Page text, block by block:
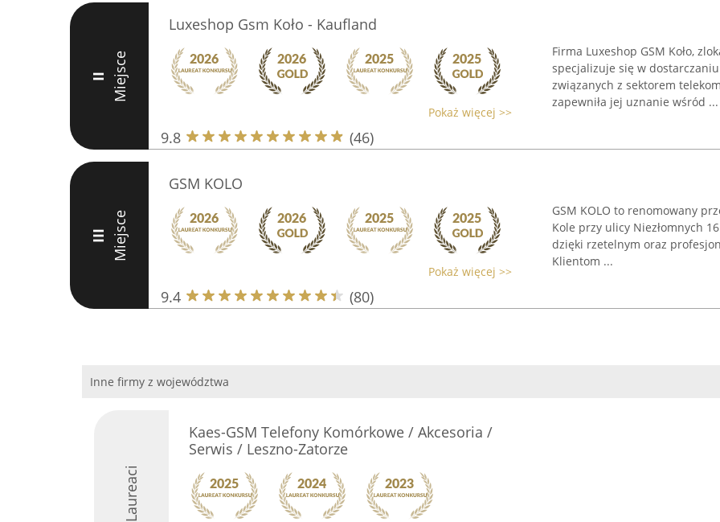
II Miejsce
Luxeshop Gsm Koło - Kaufland
Pokaż więcej >>
9.8 (46)
Firma Luxeshop GSM Koło,
specjalizuje się w
związanych z sektorem
zapewniła jej uznanie wśród ...
III Miejsce
GSM KOLO
Pokaż więcej >>
9.4 (80)
GSM KOLO to renomowany
Kole przy ulicy Niezłomnych
dzięki rzetelnym oraz
Klientom ...
Inne firmy z województwa
Laureaci
Kaes-GSM Telefony Komórkowe / Akcesoria /
Serwis / Leszno-Zatorze